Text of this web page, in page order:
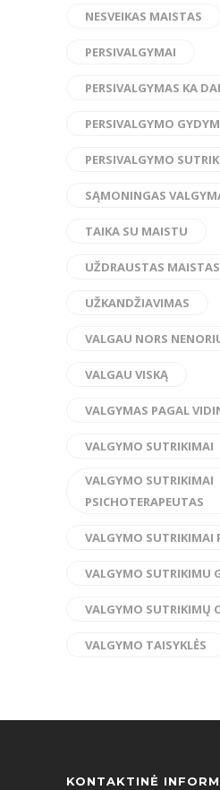
NESVEIKAS MAISTAS
PERSIVALGYMAI
PERSIVALGYMAS KA
PERSIVALGYMO
PERSIVALGYMO
SĄMONINGAS
TAIKA SU MAISTU
UŽDRAUSTAS MAISTAS
UŽKANDŽIAVIMAS
VALGAU NORS
VALGAU VISKĄ
VALGYMAS PAGAL
VALGYMO SUTRIKIMAI
VALGYMO SUTRIKIMAI
PSICHOTERAPEUTAS
VALGYMO SUTRIKIMAI
VALGYMO SUTRIKIMU
VALGYMO SUTRIKIMŲ
VALGYMO TAISYKLĖS
KONTAKTINĖ